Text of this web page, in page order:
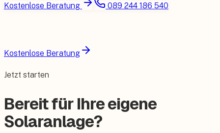
Kostenlose Beratung 089 244 186 540
Kostenlose Beratung
Jetzt starten
Bereit für Ihre eigene
Solaranlage?